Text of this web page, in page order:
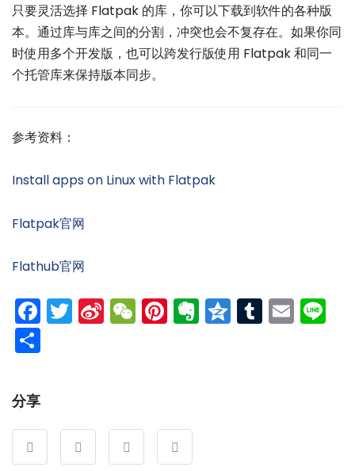
只要灵活选择 Flatpak 的库，你可以下载到软件的各种版
本。通过库与库之间的分割，冲突也会不复存在。如果你同
时使用多个开发版，也可以跨发行版使用 Flatpak 和同一
个托管库来保持版本同步。
参考资料：
Install apps on Linux with Flatpak
Flatpak官网
Flathub官网
Facebook
Twitter
Sina
Weibo
WeChat
Pinterest
Evernote
Qzone
Tumblr
分享